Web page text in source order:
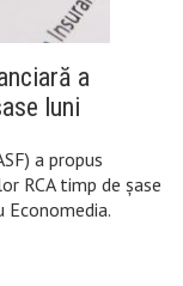
a
luni
a propus
RCA timp de șase
Economedia.